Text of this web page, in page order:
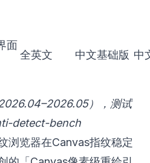
面
全英文 中文基础版 中
），测试
detect-bench
浏览器在Canvas指纹稳定